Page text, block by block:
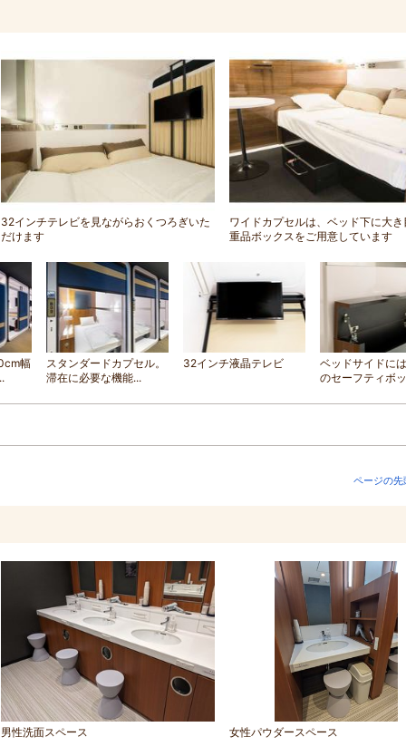
32インチテレビを見ながらおくつろぎいた
だけます
ワイドカプセルは、ベッド下に大
重品ボックスをご用意しています
幅
スタンダードカプセル。
滞在に必要な機能...
32インチ液晶テレビ
ベッドサイドに
のセーフティボ
ページの先
男性洗面スペース 女性パウダースペース